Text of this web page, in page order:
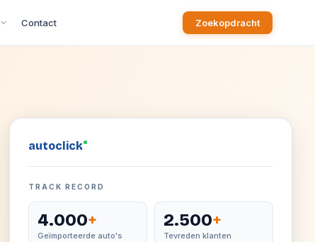
Contact Zoekopdracht
autoclick
TRACK RECORD
4.000+
Geïmporteerde auto's
2.500+
Tevreden klanten